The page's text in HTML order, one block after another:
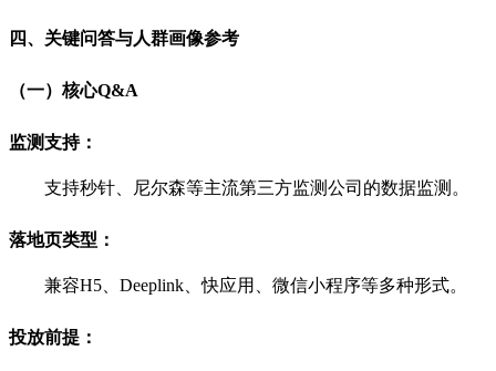
四、关键问答与人群画像参考
（一）核心Q&A
监测支持：
支持秒针、尼尔森等主流第三方监测公司的数据监测。
落地页类型：
兼容H5、Deeplink、快应用、微信小程序等多种形式。
投放前提：